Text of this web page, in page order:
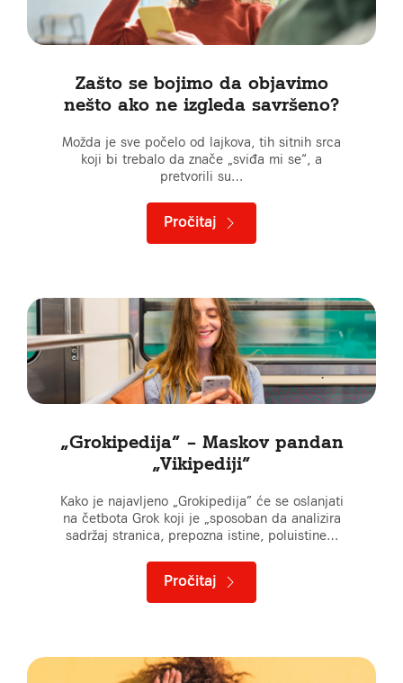
Zašto se bojimo da objavimo
nešto ako ne izgleda savršeno?
Možda je sve počelo od lajkova, tih sitnih srca
koji bi trebalo da znače „sviđa mi se“, a
pretvorili su…
Pročitaj
„Grokipedija” – Maskov pandan
„Vikipediji”
Kako je najavljeno „Grokipedija” će se oslanjati
na četbota Grok koji je „sposoban da analizira
sadržaj stranica, prepozna istine, poluistine…
Pročitaj